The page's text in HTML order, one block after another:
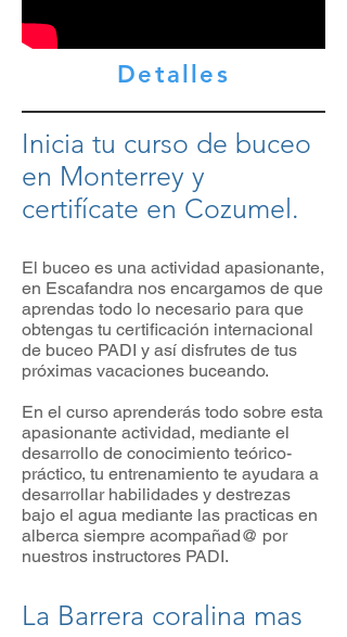
Detalles
Inicia tu curso de buceo
en Monterrey y
certifícate en Cozumel.
El buceo es una actividad apasionante,
en Escafandra nos encargamos de que
aprendas todo lo necesario para que
obtengas tu certificación internacional
de buceo PADI y así disfrutes de tus
próximas vacaciones buceando.
En el curso aprenderás todo sobre esta
apasionante actividad, mediante el
desarrollo de conocimiento teórico-
práctico, tu entrenamiento te ayudara a
desarrollar habilidades y destrezas
bajo el agua mediante las practicas en
alberca siempre acompañad@ por
nuestros instructores PADI.
La Barrera coralina mas